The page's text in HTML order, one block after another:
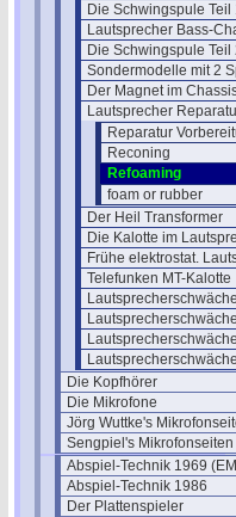
Die Schwingspule Teil
Lautsprecher Bass-
Die Schwingspule Teil
Sondermodelle mit 2
Der Magnet im
Lautsprecher
Reparatur
Reconing
Refoaming
foam or rubber
Der Heil Transformer
Die Kalotte im
Frühe elektrostat.
Telefunken MT-Kalotte
Die Kopfhörer
Die Mikrofone
Jörg Wuttke's
Sengpiel's Mikrofonseiten
Abspiel-Technik 1969
Abspiel-Technik 1986
Der Plattenspieler